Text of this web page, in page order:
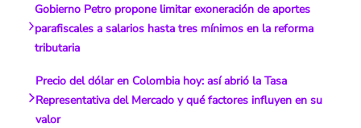
Gobierno Petro propone limitar exoneración de aportes
parafiscales a salarios hasta tres mínimos en la reforma
tributaria
Precio del dólar en Colombia hoy: así abrió la Tasa
Representativa del Mercado y qué factores influyen en su
valor